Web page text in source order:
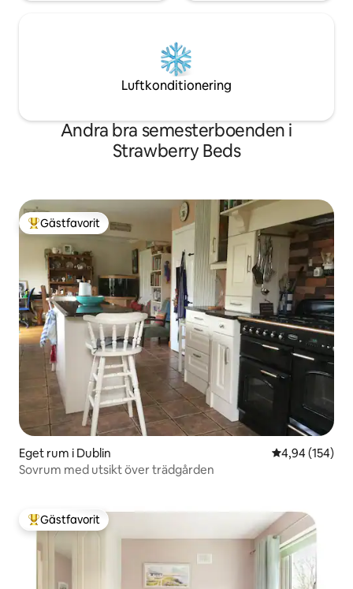
Luftkonditionering
Andra bra semesterboenden i
Strawberry Beds
Populär gästfavorit
Gästfavorit
Eget rum i Dublin 4,94 av 5 i
4,94 (154)
Sovrum med utsikt över trädgården
Populär gästfavorit
Gästfavorit